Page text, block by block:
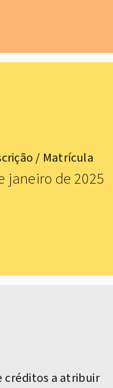
/ Matrícula
janeiro de 2025
créditos a atribuir